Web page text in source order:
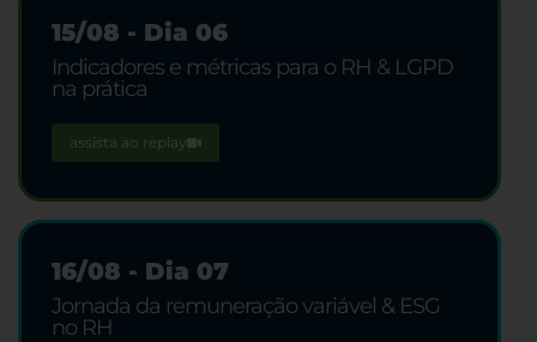
15/08 - Dia 06
Indicadores e métricas para o RH & LGPD
na prática
assista ao replay
16/08 - Dia 07
Jornada da remuneração variável & ESG
no RH